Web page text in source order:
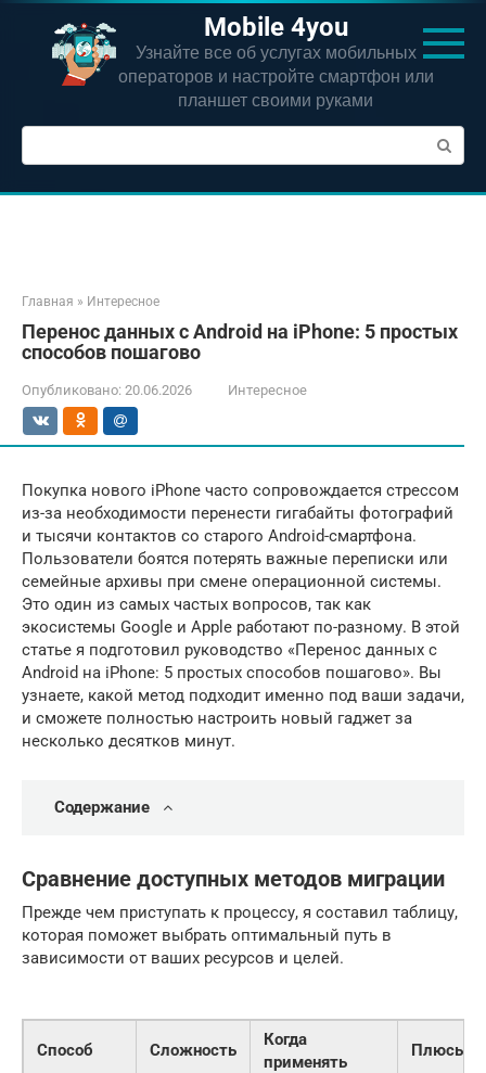
Перейти
контенту
Mobile 4you
Узнайте все об услугах мобильных
операторов и настройте смартфон или
планшет своими руками
Поиск:
Главная » Интересное
Перенос данных с Android на iPhone: 5 простых
способов пошагово
Опубликовано: 20.06.2026 Интересное
Покупка нового iPhone часто сопровождается стрессом
из-за необходимости перенести гигабайты фотографий
и тысячи контактов со старого Android-смартфона.
Пользователи боятся потерять важные переписки или
семейные архивы при смене операционной системы.
Это один из самых частых вопросов, так как
экосистемы Google и Apple работают по-разному. В этой
статье я подготовил руководство «Перенос данных с
Android на iPhone: 5 простых способов пошагово». Вы
узнаете, какой метод подходит именно под ваши задачи,
и сможете полностью настроить новый гаджет за
несколько десятков минут.
Содержание
Сравнение доступных методов миграции
Прежде чем приступать к процессу, я составил таблицу,
которая поможет выбрать оптимальный путь в
зависимости от ваших ресурсов и целей.
Способ Сложность
Когда
применять
Плюсы